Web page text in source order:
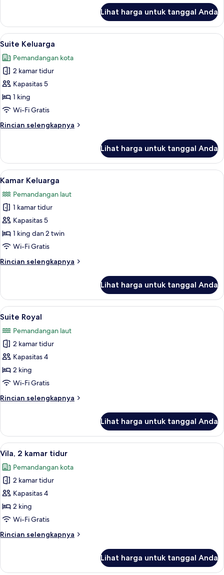
Suite
(Al
Raha
Lihat harga untuk tanggal Anda
Lihat
semua
foto
untuk
Suite
Keluarga
Suite Keluarga | Seprai katun Mesir,
5
Suite Keluarga
Pemandangan kota
2 kamar tidur
Kapasitas 5
1 king
Wi-Fi Gratis
Rincian selengkapnya
Rincian
Suite
Keluarga
Lihat harga untuk tanggal Anda
Lihat
semua
foto
untuk
Kamar
Keluarga
Kamar Keluarga | Seprai katun
6
Kamar Keluarga
Pemandangan laut
1 kamar tidur
Kapasitas 5
1 king dan 2 twin
Wi-Fi Gratis
Rincian selengkapnya
Rincian
Kamar
Keluarga
Lihat harga untuk tanggal Anda
Lihat
semua
foto
untuk
Suite
Royal
Suite Royal | Pemandangan pantai/
5
Suite Royal
Pemandangan laut
2 kamar tidur
Kapasitas 4
2 king
Wi-Fi Gratis
Rincian selengkapnya
Rincian
Suite
Royal
Lihat harga untuk tanggal Anda
Lihat
semua
foto
untuk
Vila,
2
kamar
Seprai katun Mesir, seprai premium,
7
Vila, 2 kamar tidur
Pemandangan kota
2 kamar tidur
Kapasitas 4
2 king
Wi-Fi Gratis
Rincian selengkapnya
Rincian
Vila,
Lihat harga untuk tanggal Anda